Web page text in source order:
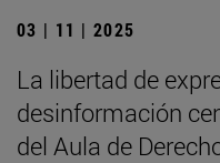
03 | 11 | 2025
La libertad de
desinformación
del Aula de